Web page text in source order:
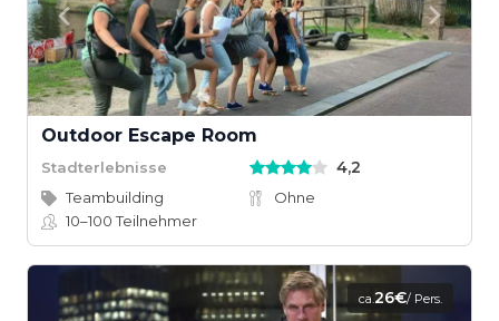
Outdoor Escape Room
Stadterlebnisse 4,2
Teambuilding
Ohne
10–100Teilnehmer
ca.26€/ Pers.